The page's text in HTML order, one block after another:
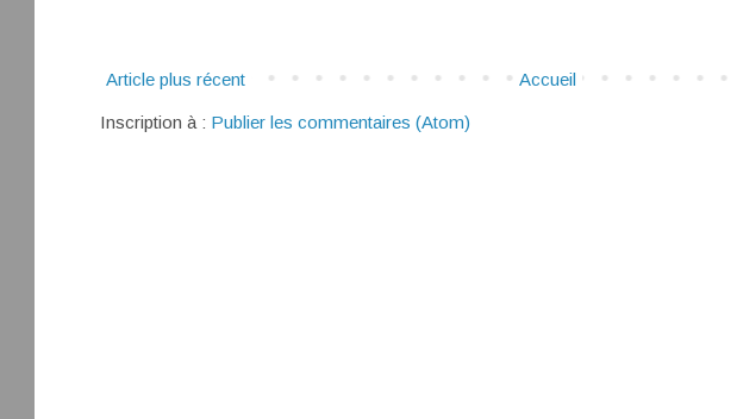
Article plus récent Accueil
Inscription à : Publier les commentaires (Atom)